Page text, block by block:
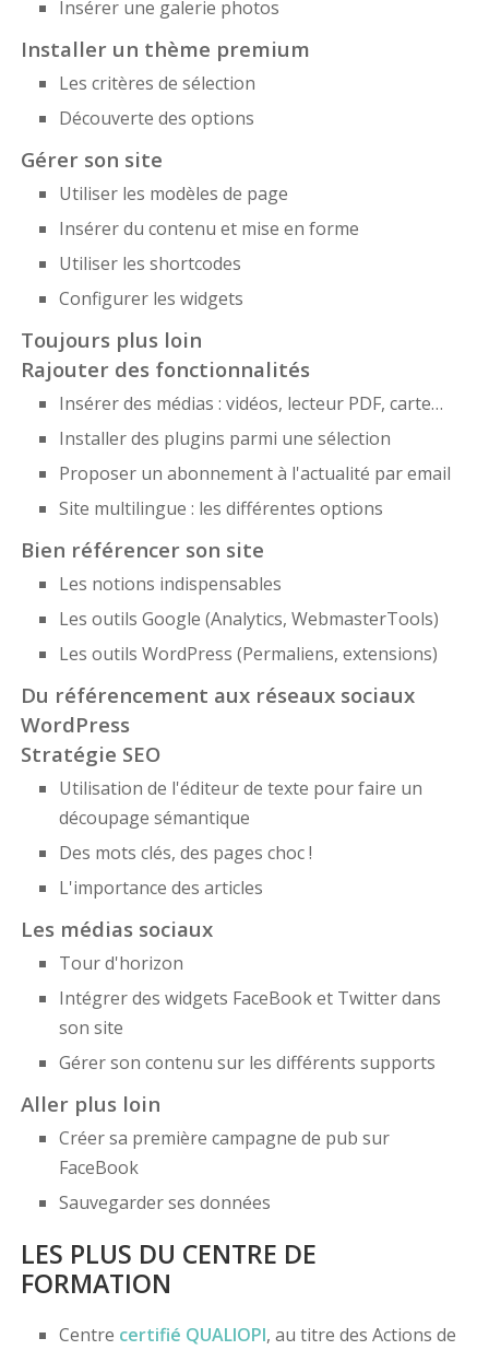
Insérer une galerie photos
Installer un thème premium
Les critères de sélection
Découverte des options
Gérer son site
Utiliser les modèles de page
Insérer du contenu et mise en forme
Utiliser les shortcodes
Configurer les widgets
Toujours plus loin
Rajouter des fonctionnalités
Insérer des médias : vidéos, lecteur PDF, carte…
Installer des plugins parmi une sélection
Proposer un abonnement à l'actualité par email
Site multilingue : les différentes options
Bien référencer son site
Les notions indispensables
Les outils Google (Analytics, WebmasterTools)
Les outils WordPress (Permaliens, extensions)
Du référencement aux réseaux sociaux
WordPress
Stratégie SEO
Utilisation de l'éditeur de texte pour faire un
découpage sémantique
Des mots clés, des pages choc !
L'importance des articles
Les médias sociaux
Tour d'horizon
Intégrer des widgets FaceBook et Twitter dans
son site
Gérer son contenu sur les différents supports
Aller plus loin
Créer sa première campagne de pub sur
FaceBook
Sauvegarder ses données
LES PLUS DU CENTRE DE
FORMATION
Centre certifié QUALIOPI, au titre des Actions de